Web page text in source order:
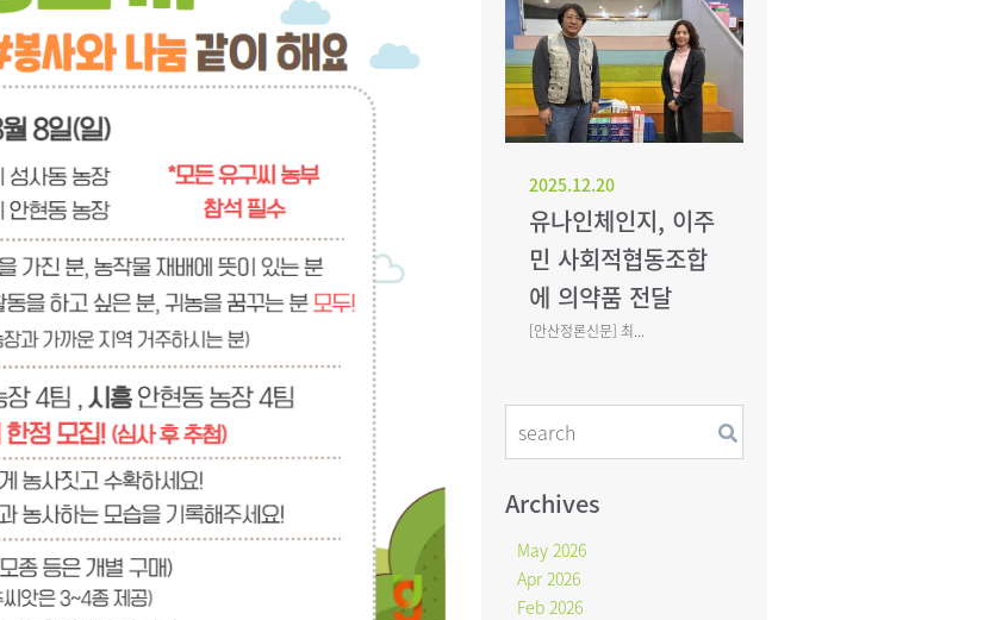
2025.12.20
유나인체인지, 이주
민 사회적협동조합
에 의약품 전달
[안산정론신문] 최...
Archives
May 2026
Apr 2026
Feb 2026